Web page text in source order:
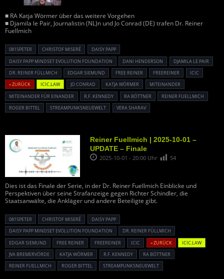
■ RA Katja Wörmer über das weitere Vorgehen
■ Djamila le Pair, Journalistin (NL)n und Jo Conrad (DE) trafen Dr. Reiner
Fuellmich
0815PETER CHRISTOF MISERÉ
DAISY PAPP
DAISY PAPP MINDSET EVOLUTION FOUNDATION
DANI HENDERSON
DJAMILA LE PAIR
DR. REINER FÜLLMICH
EDGAR SIEMUND FREE REINER FREEREINER
ICIC
« ZURÜCK
ICIC.LAW JO CONRAD KATJA WÖRMER
MITEINANDER
MITEINANDER FÜR EINANDER
R.F. KENNEDY RA BÖTTNER
REINER FUELLMICH
ROGER BITTEL
STREAMPUNKSNEUEWELT VERA SHARAV
Reiner Fuellmich | 2025-10-01 –
UPDATE – Finale
2025-10-01 - 20:00 Uhr 54
Dies ist das Finale der Serie, in der Dr. Reiner Fuellmich Einblicke und
Perspektiven über seine Strafanzeige gegen Richter Schindler, die
Staatsanwälte, die Ankläger und andere Beteiligte gibt.
0815PETER CHRISTOF MISERÉ
DAISY PAPP
DAISY PAPP MINDSET EVOLUTION FOUNDATION
DR. REINER FÜLLMICH
EDGAR SIEMUND
FREE REINER FREEREINER ICIC « ZURÜCK
ICIC.LAW
JVA BREMERVÖRDE
KATJA WÖRMER R.F. KENNEDY
RA BÖTTNER
REINER FUELLMICH
ROGER BITTEL STREAMPUNKSNEUEWELT